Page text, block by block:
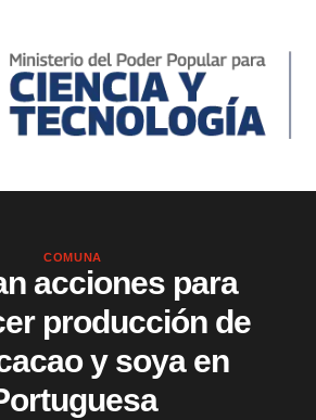
COMUNA
acciones para
producción de
y soya en